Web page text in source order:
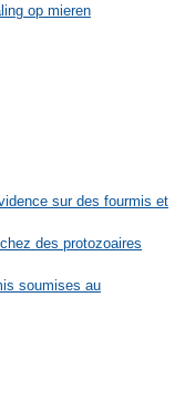
op mieren
sur des fourmis et
des protozoaires
soumises au